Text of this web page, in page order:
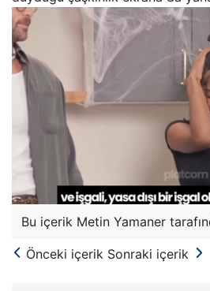
Bu içerik Metin Yamaner
Önceki içerik Sonraki içerik